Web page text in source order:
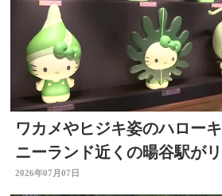
ワカメやヒジキ姿のハロー
ニーランド近くの暘谷駅が
分
2026年07月07日